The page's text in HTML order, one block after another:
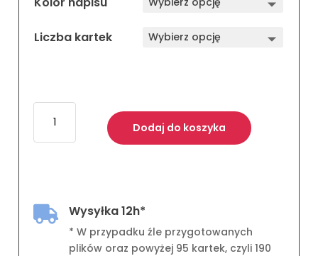
Liczba kartek
Bordowa
Kratka
Dodaj do koszyka
 Wysyłka 12h*
* W przypadku źle przygotowanych
plików oraz powyżej 95 kartek, czyli 190